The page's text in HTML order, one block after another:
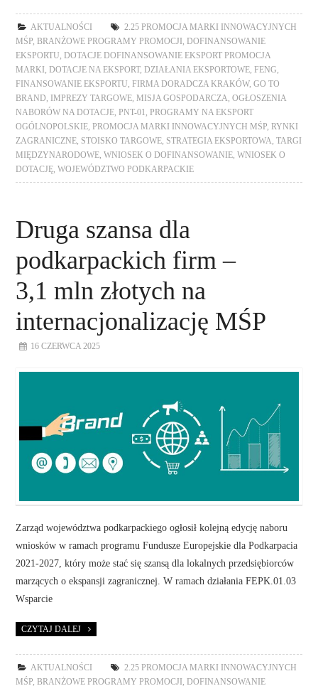
AKTUALNOŚCI
2.25 PROMOCJA MARKI INNOWACYJNYCH
MŚP
BRANŻOWE PROGRAMY PROMOCJI
DOFINANSOWANIE
EKSPORTU
DOTACJE DOFINANSOWANIE EKSPORT PROMOCJA
MARKI
DOTACJE NA EKSPORT, DZIAŁANIA EKSPORTOWE FENG
FINANSOWANIE EKSPORTU
FIRMA DORADCZA KRAKÓW,GO TO
BRAND
IMPREZY TARGOWE MISJA GOSPODARCZA ,OGŁOSZENIA
NABORÓW NA DOTACJE
PNT-01
PROGRAMY NA EKSPORT
OGÓLNOPOLSKIE
PROMOCJA MARKI INNOWACYJNYCH MŚP
RYNKI
ZAGRANICZNE STOISKO TARGOWE STRATEGIA EKSPORTOWA ,TARGI
MIĘDZYNARODOWE WNIOSEK O DOFINANSOWANIE WNIOSEK O
DOTACJĘ WOJEWÓDZTWO PODKARPACKIE
Druga szansa dla
podkarpackich firm –
3,1 mln złotych na
internacjonalizację MŚP
16 CZERWCA 2025
Zarząd województwa podkarpackiego ogłosił kolejną edycję naboru
wniosków w ramach programu Fundusze Europejskie dla Podkarpacia
2021-2027, który może stać się szansą dla lokalnych przedsiębiorców
marzących o ekspansji zagranicznej. W ramach działania FEPK.01.03
Wsparcie
CZYTAJ DALEJ
AKTUALNOŚCI
2.25 PROMOCJA MARKI INNOWACYJNYCH
MŚP ,BRANŻOWE PROGRAMY PROMOCJI ,DOFINANSOWANIE